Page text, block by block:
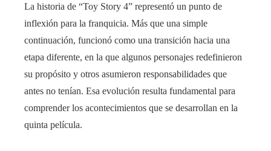
La historia de “Toy Story 4” representó un punto de
inflexión para la franquicia. Más que una simple
continuación, funcionó como una transición hacia una
etapa diferente, en la que algunos personajes redefinieron
su propósito y otros asumieron responsabilidades que
antes no tenían. Esa evolución resulta fundamental para
comprender los acontecimientos que se desarrollan en la
quinta película.